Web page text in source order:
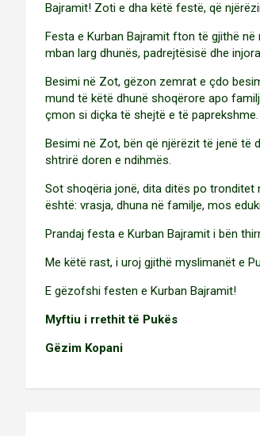
Bajramit! Zoti e dha këtë festë, që
Festa e Kurban Bajramit fton të gjithë në
mban larg dhunës, padrejtësisë dhe
Besimi në Zot, gëzon zemrat e çdo
mund të këtë dhunë shoqërore apo
çmon si diçka të shejtë e të paprekshme.
Besimi në Zot, bën që njërëzit të jenë të
shtrirë doren e ndihmës.
Sot shoqëria jonë, dita ditës po
është: vrasja, dhuna në familje, mos
Prandaj festa e Kurban Bajramit i bën
Me këtë rast, i uroj gjithë myslimanët e
E gëzofshi festen e Kurban Bajramit!
Myftiu i rrethit të Pukës
Gëzim Kopani